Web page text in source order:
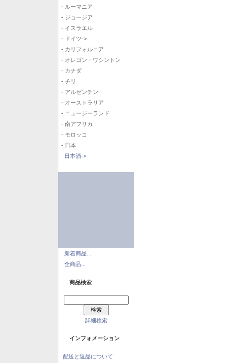
- ルーマニア
- ジョージア
- イスラエル
- ドイツ->
- カリフォルニア
- オレゴン・ワシントン
- カナダ
- チリ
- アルゼンチン
- オーストラリア
- ニュージーランド
- 南アフリカ
- モロッコ
- 日本
日本酒->
新着商品...
全商品...
商品検索
詳細検索
インフォメーション
配送と返品について